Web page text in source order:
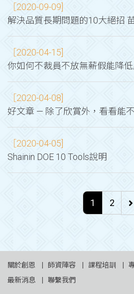
［2020-09-09]
解決品質長期問題的10大絕招
［2020-04-15]
［2020-04-08]
好文章 — 除了欣賞外，看看能
［2020-04-05]
Shainin DOE 10 Tools說明
1 2
關於創恩 師資陣容 課程培訓
最新消息
聯繫我們